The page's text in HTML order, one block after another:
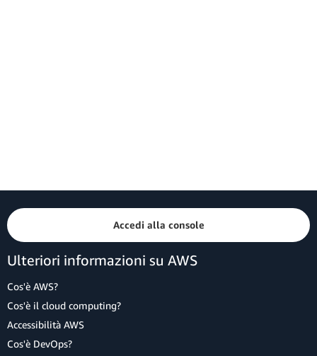
Accedi alla console
Ulteriori informazioni su AWS
Cos'è AWS?
Cos'è il cloud computing?
Accessibilità AWS
Cos'è DevOps?